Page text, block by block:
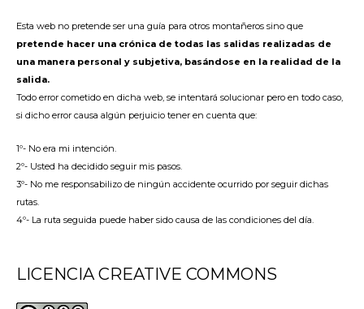
Esta web no pretende ser una guía para otros montañeros sino que
pretende hacer una crónica de todas las salidas realizadas de
una manera personal y subjetiva, basándose en la realidad de la
salida.
Todo error cometido en dicha web, se intentará solucionar pero en todo caso,
si dicho error causa algún perjuicio tener en cuenta que:
1º- No era mi intención.
2º- Usted ha decidido seguir mis pasos.
3º- No me responsabilizo de ningún accidente ocurrido por seguir dichas
rutas.
4º- La ruta seguida puede haber sido causa de las condiciones del día.
LICENCIA CREATIVE COMMONS